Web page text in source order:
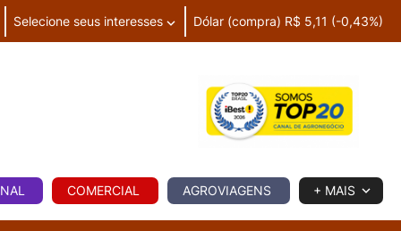
Selecione seus interesses Dólar (compra) R$ 5,11 (-0,43%)
COMERCIAL AGROVIAGENS + MAIS